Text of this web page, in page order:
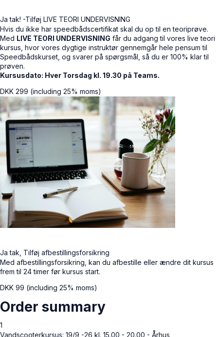
Ja tak! -Tilføj LIVE TEORI UNDERVISNING
Hvis du ikke har speedbådscertifikat skal du op til en teoriprøve.
Med LIVE TEORI UNDERVISNING får du adgang til vores live teori
kursus, hvor vores dygtige instruktør gennemgår hele pensum til
Speedbådskurset, og svarer på spørgsmål, så du er 100% klar til
prøven.
Kursusdato: Hver Torsdag kl. 19.30 på Teams.
DKK 299 (including 25% moms)
Ja tak, Tilføj afbestillingsforsikring
Med afbestillingsforsikring, kan du afbestille eller ændre dit kursus
frem til 24 timer før kursus start.
DKK 99 (including 25% moms)
Order summary
1
Vandscooterkursus: 19/9 -26 kl. 15.00 - 20.00 - Århus